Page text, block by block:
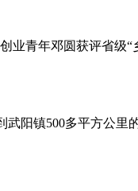
青年邓圆获评省级
阳镇500多平方公